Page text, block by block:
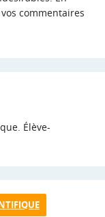
commentaires
Élève-